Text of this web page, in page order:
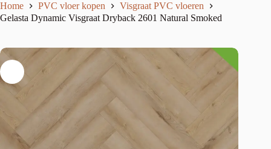
Home PVC vloer kopen
Visgraat PVC vloeren
Gelasta Dynamic Visgraat Dryback 2601 Natural Smoked